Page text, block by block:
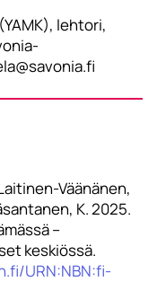
lehtori,
Väänänen,
K. 2025.
–
keskiössä.
URN:NBN:fi-